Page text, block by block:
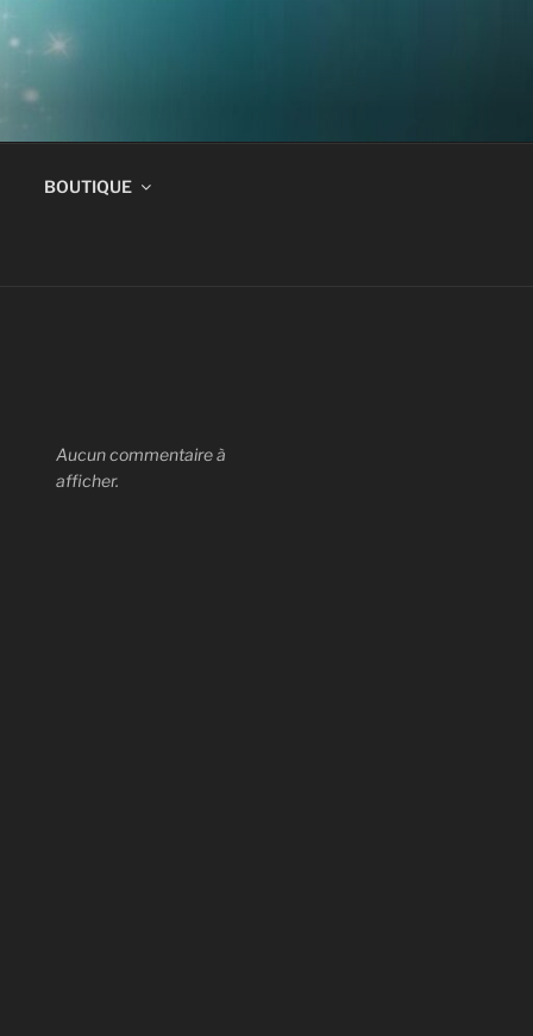
BOUTIQUE
Aucun commentaire à
afficher.